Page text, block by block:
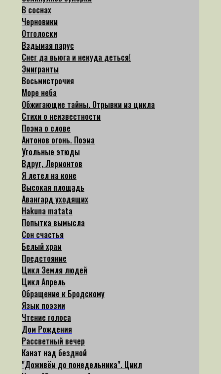
В соснах
Черновики
Отголоски
Вздымая парус
Снег да вьюга и некуда деться!
Эмигранты
Восьмистрочия
Море неба
Обжигающие тайны. Отрывки из цикла
Стихи о неизвестности
Поэма о слове
Антонов огонь. Поэма
Угольные этюды
Вдруг, Лермонтов
Я летел на коне
Высокая площадь
Авангард уходящих
Hakuna matata
Попытка вымысла
Сон счастья
Белый храм
Предстояние
Цикл Земля людей
Цикл Апрель
Обращение к Бродскому
Язык поэзии
Чтение голоса
Дом Рождения
Рассветный вечер
Канат над бездной
"Доживём до понедельника". Цикл